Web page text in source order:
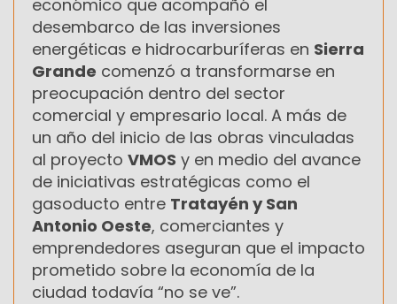
económico que acompañó el
desembarco de las inversiones
energéticas e hidrocarburíferas en Sierra
Grande comenzó a transformarse en
preocupación dentro del sector
comercial y empresario local. A más de
un año del inicio de las obras vinculadas
al proyecto VMOS y en medio del avance
de iniciativas estratégicas como el
gasoducto entre Tratayén y San
Antonio Oeste, comerciantes y
emprendedores aseguran que el impacto
prometido sobre la economía de la
ciudad todavía “no se ve”.